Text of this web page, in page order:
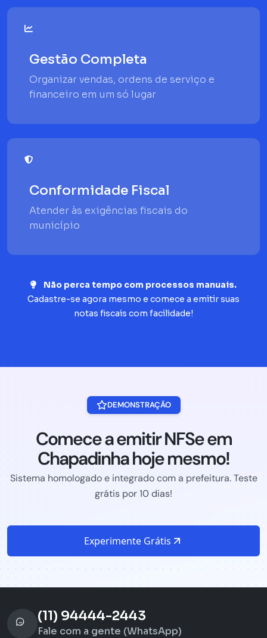
Gestão Completa
Organizar vendas, ordens de serviço e
financeiro em um só lugar
Conformidade Fiscal
Atender às exigências fiscais do
município
Não perca tempo com processos manuais.
Cadastre-se agora mesmo e comece a emitir suas
notas fiscais com facilidade!
DEMONSTRAÇÃO
Comece a emitir NFSe em
Chapadinha hoje mesmo!
Sistema homologado e integrado com a prefeitura. Teste
grátis por 10 dias!
Experimente Grátis
(11) 94444-2443
Fale com a gente (WhatsApp)